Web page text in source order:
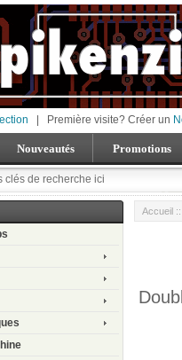
Première visite? Créer un
Nouveautés Promotions
Accueil ::